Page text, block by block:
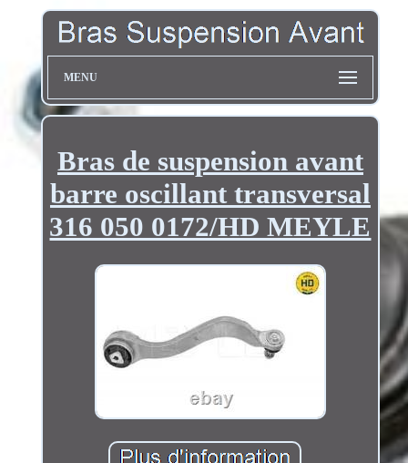
MENU
Bras de suspension avant
barre oscillant transversal
316 050 0172/HD MEYLE